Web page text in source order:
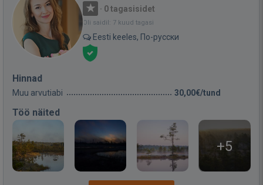
· 0 tagasisidet
Oli saidil: 7 kuud tagasi
Eesti keeles, По-русски
Hinnad
Muu arvutiabi 30,00€/tund
Töö näited
+5